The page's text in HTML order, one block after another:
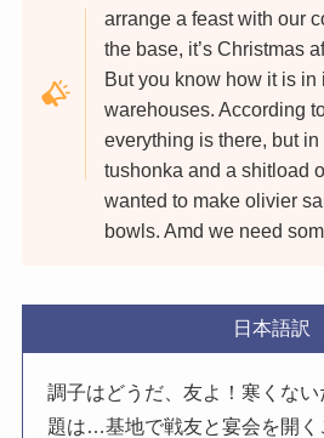
arrange a feast with our
the base, it’s Christmas
But you know how it is in
warehouses. According
everything is there, but in
tushonka and a shitload
wanted to make olivier
bowls. Amd we need
日本語訳
調子はどうだ、友よ！寒くな
題は…基地で戦友と宴会を開く